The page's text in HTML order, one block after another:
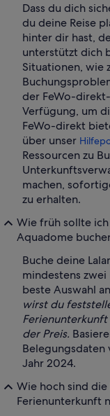
Dass du dich
du deine Reise
hinter dir hast,
unterstützt dich
Situationen, wie
der FeWo-
Verfügung, um
FeWo-direkt
über unser
Ressourcen zu
machen,
zu erhalten.
Wie früh sollte
Aquadome
Buche deine
mindestens
beste Auswahl
wirst du
der Preis.
Jahr 2024.
Wie hoch sind
Ferienunterkunft